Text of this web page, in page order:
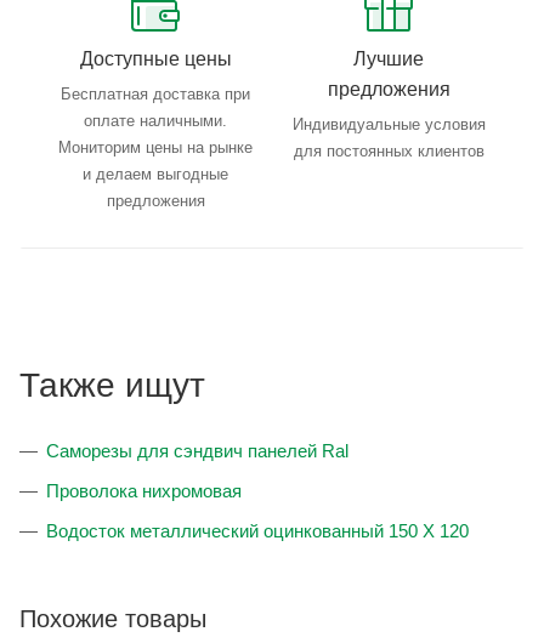
Доступные цены
Бесплатная доставка при
оплате наличными.
Мониторим цены на рынке
и делаем выгодные
предложения
Лучшие
предложения
Индивидуальные условия
для постоянных клиентов
Также ищут
Саморезы для сэндвич панелей Ral
Проволока нихромовая
Водосток металлический оцинкованный 150 X 120
Похожие товары